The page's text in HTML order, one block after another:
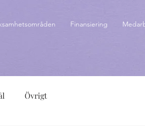
Finansiering
Övrigt